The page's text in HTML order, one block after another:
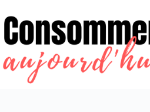
au
contenu